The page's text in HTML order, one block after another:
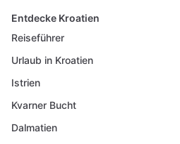
Entdecke Kroatien
Reiseführer
Urlaub in Kroatien
Istrien
Kvarner Bucht
Dalmatien